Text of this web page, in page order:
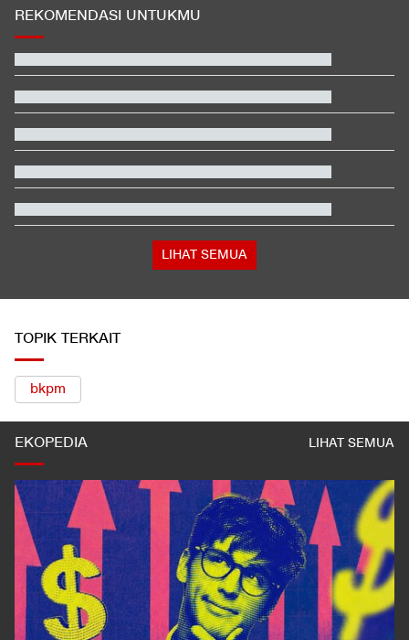
REKOMENDASI UNTUKMU
LIHAT SEMUA
TOPIK TERKAIT
bkpm
EKOPEDIA LIHAT SEMUA